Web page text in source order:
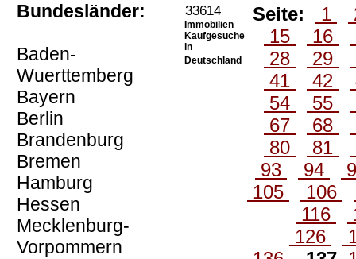
Bundesländer:
Baden-
Wuerttemberg
Bayern
Berlin
Brandenburg
Bremen
Hamburg
Hessen
Mecklenburg-
Vorpommern
33614
Immobilien
Kaufgesuche
in
Deutschland
Seite: 1
15
16
28
29
41
42
54
55
67
68
80
81
93
94
105
106
116
126